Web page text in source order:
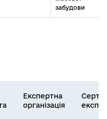
забудови
Експертна
організація